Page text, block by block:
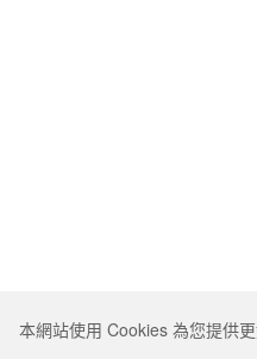
本網站使用 Cookies 為您提供
© 2026 三一東林科技股